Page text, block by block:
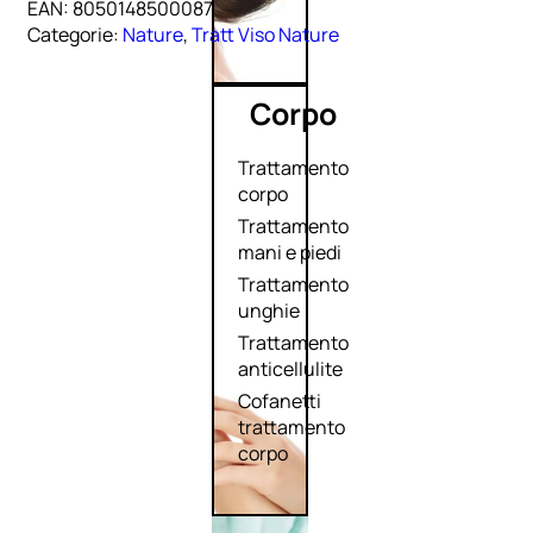
Corpo
Trattamento
corpo
Trattamento
mani e piedi
Trattamento
unghie
Trattamento
anticellulite
Cofanetti
trattamento
corpo
EAN: 8050148500087
Categorie: Nature,Tratt Viso Nature